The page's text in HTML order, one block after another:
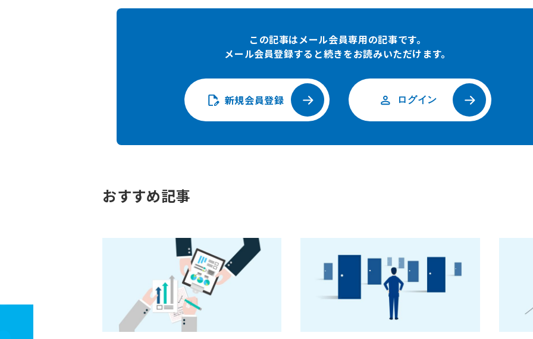
ー（IF）
3 、採択率、アクセプトされるまでの期間などいくつか考慮するべき点があります。IFが
は、IFの高い学術雑誌に挑戦し、リジェクトされたら投稿先を変更するという方針をとることも可能
先によっては迅速査読を受け付けている場合もあるため、投稿先の選定にあたっては候補となる雑誌
を確認する必要があります。
学術雑誌に掲載された論文を無料でインターネット上に公開することを指します。従来は読者が投稿先に購読料を支払っていま
ンアクセスの場合は著者が投稿先に掲載料を支払います。公的な研究費を用いて実施された研究の場合、オープンアクセス化が
参加費を目的とした粗悪な学会や、掲載料を目的として運営される、十分な査読をおこなわない粗悪な学術雑誌のことを指し
この記事はメール会員専用の記事です。
メール会員登録すると続きをお読みいただけます。
新規会員登録 ログイン
おすすめ記事